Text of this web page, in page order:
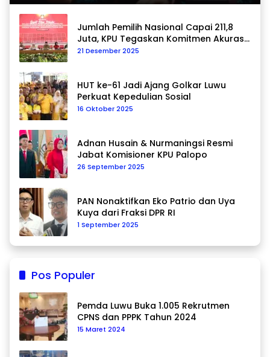
Jumlah Pemilih Nasional Capai 211,8
Juta, KPU Tegaskan Komitmen Akurasi
Data Berkelanjutan
21 Desember 2025
HUT ke-61 Jadi Ajang Golkar Luwu
Perkuat Kepedulian Sosial
16 Oktober 2025
Adnan Husain & Nurmaningsi Resmi
Jabat Komisioner KPU Palopo
26 September 2025
PAN Nonaktifkan Eko Patrio dan Uya
Kuya dari Fraksi DPR RI
1 September 2025
Pos Populer
Pemda Luwu Buka 1.005 Rekrutmen
CPNS dan PPPK Tahun 2024
15 Maret 2024